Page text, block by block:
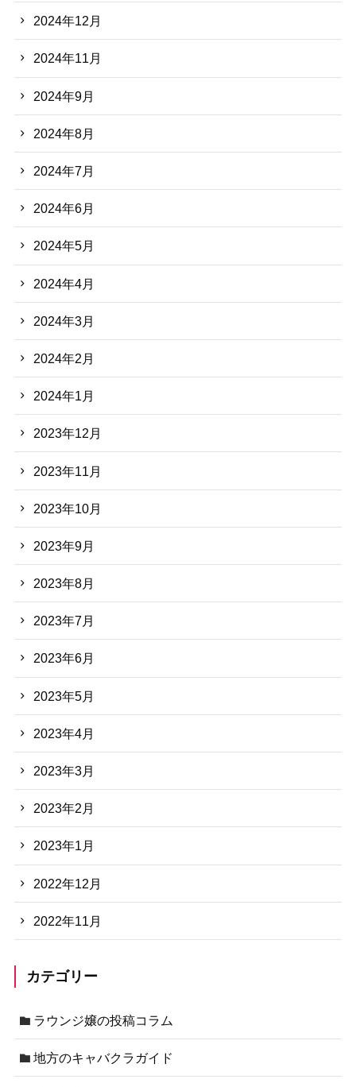
2024年12月
2024年11月
2024年9月
2024年8月
2024年7月
2024年6月
2024年5月
2024年4月
2024年3月
2024年2月
2024年1月
2023年12月
2023年11月
2023年10月
2023年9月
2023年8月
2023年7月
2023年6月
2023年5月
2023年4月
2023年3月
2023年2月
2023年1月
2022年12月
2022年11月
カテゴリー
ラウンジ嬢の投稿コラム
地方のキャバクラガイド